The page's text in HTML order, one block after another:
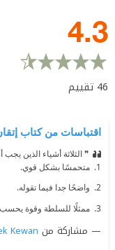
4.3
46 تقييم
اقتباسات من كتاب
❞ الثلاثة أشياء الذين
‫1. متحمسًا بشكل قوي.
‫2. واضحًا جدا فيما تقوله.
‫3. ممثلًا للسلطة وقوة يحسب حسابها. ❝
مشاركة من Kewan